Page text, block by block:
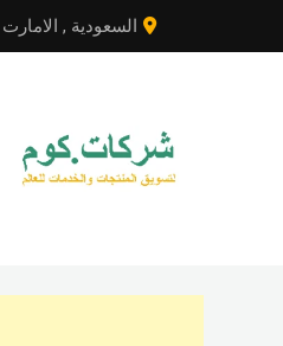
إلى
السعودية , الامارت